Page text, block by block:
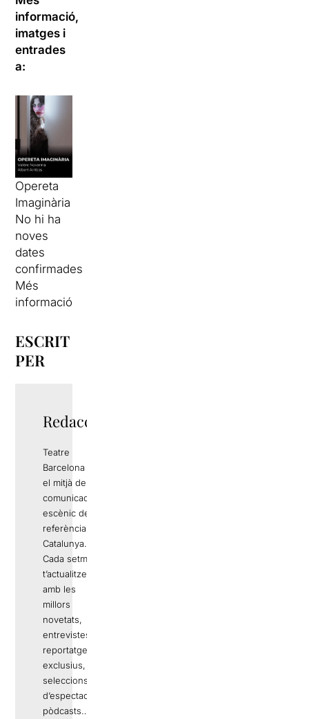
informació,
imatges i
entrades
a:
Opereta
Imaginària
No hi ha
noves
dates
confirmades
Més
informació
ESCRIT
PER
Redacció
Teatre
Barcelona és
el mitjà de
comunicació
escènic de
referència a
Catalunya.
Cada setmana
t’actualitzem
amb les
millors
novetats,
entrevistes,
reportatges
exclusius,
seleccions
d’espectacles,
pòdcasts… No